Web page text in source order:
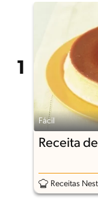
Fácil
Receita
Receitas